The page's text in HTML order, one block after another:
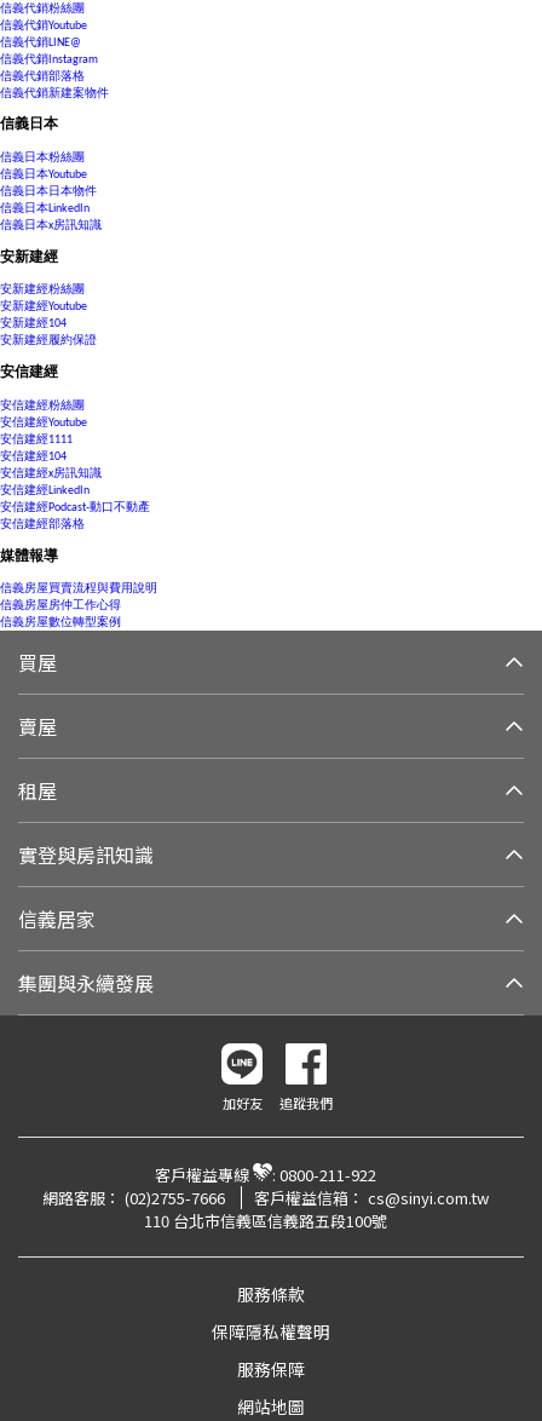
信義代銷粉絲團
信義代銷Youtube
信義代銷LINE@
信義代銷Instagram
信義代銷部落格
信義代銷新建案物件
信義日本
信義日本粉絲團
信義日本Youtube
信義日本日本物件
信義日本LinkedIn
信義日本x房訊知識
安新建經
安新建經粉絲團
安新建經Youtube
安新建經104
安新建經履約保證
安信建經
安信建經粉絲團
安信建經Youtube
安信建經1111
安信建經104
安信建經x房訊知識
安信建經LinkedIn
安信建經Podcast-動口不動產
安信建經部落格
媒體報導
信義房屋買賣流程與費用說明
信義房屋房仲工作心得
信義房屋數位轉型案例
買屋
賣屋
租屋
實登與房訊知識
信義居家
集團與永續發展
加好友 追蹤我們
客戶權益專線 : 0800-211-922
網路客服： (02)2755-7666 客戶權益信箱： cs@sinyi.com.tw
110 台北市信義區信義路五段100號
服務條款
保障隱私權聲明
服務保障
網站地圖